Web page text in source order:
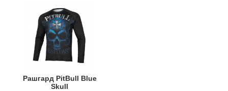
Рашгард PitBull Blue
Skull